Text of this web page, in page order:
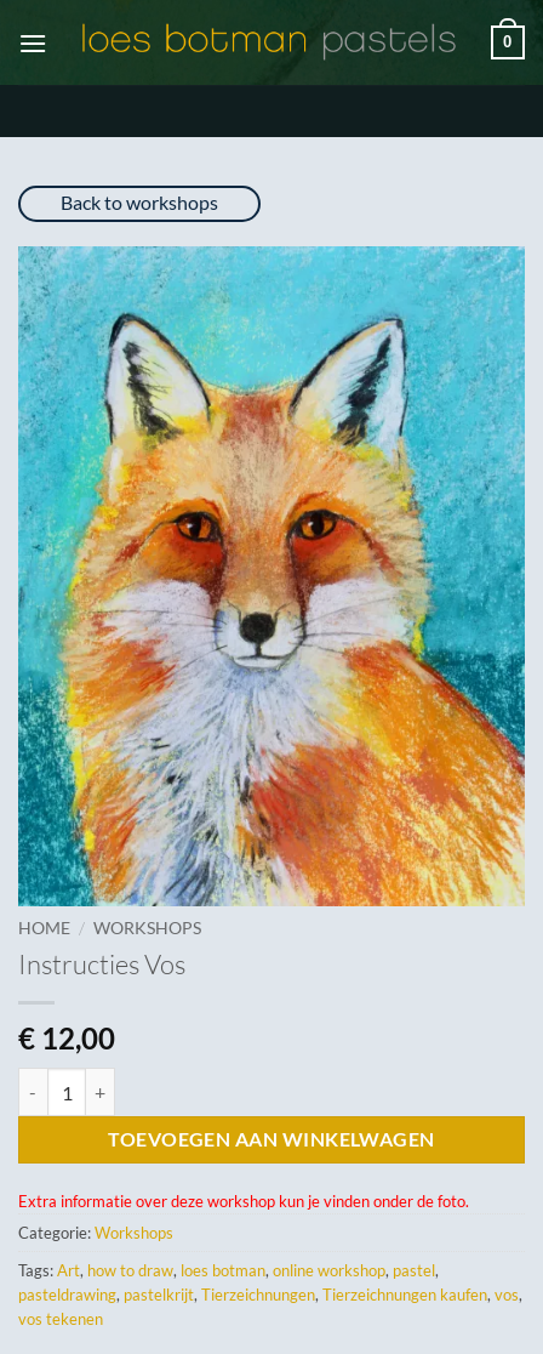
naar
0
Back to workshops
HOME / WORKSHOPS
Instructies Vos
€ 12,00
TOEVOEGEN AAN WINKELWAGEN
Extra informatie over deze workshop kun je vinden onder de foto.
Categorie:Workshops
Tags:Art, how to draw, loes botman, online workshop, pastel,
pasteldrawing, pastelkrijt, Tierzeichnungen, Tierzeichnungen kaufen, vos,
vos tekenen